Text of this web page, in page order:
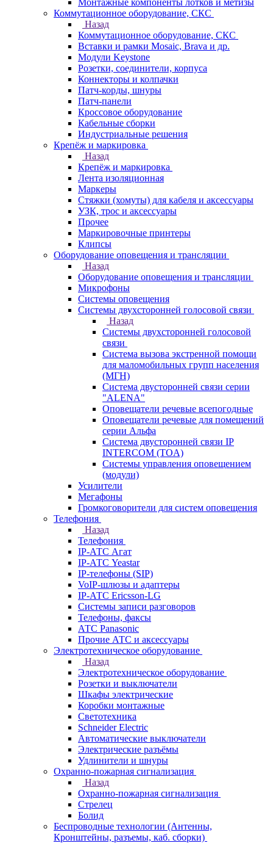
Монтажные компоненты лотков и метизы
Коммутационное оборудование, СКС
Назад
Коммутационное оборудование, СКС
Вставки и рамки Mosaic, Brava и др.
Модули Keystone
Розетки, соединители, корпуса
Коннекторы и колпачки
Патч-корды, шнуры
Патч-панели
Кроссовое оборудование
Кабельные сборки
Индустриальные решения
Крепёж и маркировка
Назад
Крепёж и маркировка
Лента изоляционная
Маркеры
Стяжки (хомуты) для кабеля и аксессуары
УЗК, трос и аксессуары
Прочее
Маркировочные принтеры
Клипсы
Оборудование оповещения и трансляции
Назад
Оборудование оповещения и трансляции
Микрофоны
Системы оповещения
Системы двухсторонней голосовой связи
Назад
Системы двухсторонней голосовой
связи
Система вызова экстренной помощи
для маломобильных групп населения
(МГН)
Система двусторонней связи серии
"ALENA"
Оповещатели речевые всепогодные
Оповещатели речевые для помещений
серии Альфа
Система двусторонней связи IP
INTERCOM (TOA)
Системы управления оповещением
(модули)
Усилители
Мегафоны
Громкоговорители для систем оповещения
Телефония
Назад
Телефония
IP-АТС Агат
IP-АТС Yeastar
IP-телефоны (SIP)
VoIP-шлюзы и адаптеры
IP-АТС Ericsson-LG
Системы записи разговоров
Телефоны, факсы
АТС Panasonic
Прочие АТС и аксессуары
Электротехническое оборудование
Назад
Электротехническое оборудование
Розетки и выключатели
Шкафы электрические
Коробки монтажные
Светотехника
Schneider Electric
Автоматические выключатели
Электрические разъёмы
Удлинители и шнуры
Охранно-пожарная сигнализация
Назад
Охранно-пожарная сигнализация
Стрелец
Болид
Беспроводные технологии (Антенны,
Кронштейны, разъемы, каб. сборки)